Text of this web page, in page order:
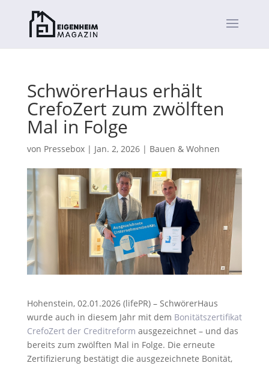
SchwörerHaus erhält
CrefoZert zum zwölften
Mal in Folge
von Pressebox| Jan. 2, 2026| Bauen & Wohnen
Hohenstein, 02.01.2026 (lifePR) – SchwörerHaus
wurde auch in diesem Jahr mit dem Bonitätszertifikat
CrefoZert der Creditreform ausgezeichnet – und das
bereits zum zwölften Mal in Folge. Die erneute
Zertifizierung bestätigt die ausgezeichnete Bonität,